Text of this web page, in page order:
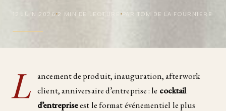
12 JUIN 2026 2 MIN DE LECTURE PAR TOM DE LA FOURNIÈRE
L ancement de produit, inauguration, afterwork
client, anniversaire d’entreprise : le cocktail
d’entrepriseest le format événementiel le plus